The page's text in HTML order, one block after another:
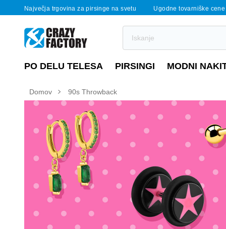
Največja trgovina za pirsinge na svetu Ugodne tovarniške cene
PO DELU TELESA PIRSINGI MODNI
Domov 90s Throwback